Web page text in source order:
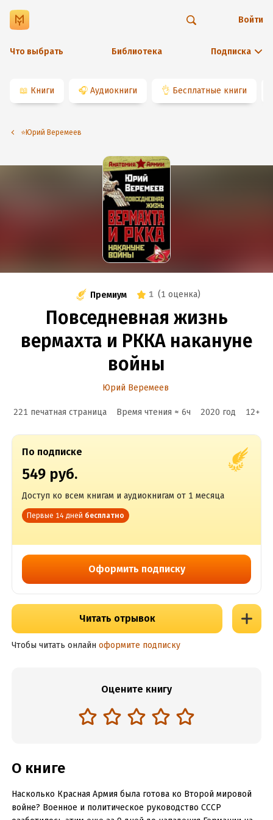
Что выбрать Библиотека Подписка
Войти
📖 Книги 🎧 Аудиокниги 👌 Бесплатные книги
⭐️Юрий Веремеев
Премиум 1 (1 оценка)
Повседневная жизнь
вермахта и РККА накануне
войны
Юрий Веремеев
221 печатная страница Время чтения ≈ 6ч 2020 год 12+
По подписке
549 руб.
Доступ ко всем книгам и аудиокнигам от 1 месяца
Первые 14 дней бесплатно
Оформить подписку
Читать отрывок
Чтобы читать онлайн оформите подписку
Оцените книгу
О книге
Насколько Красная Армия была готова ко Второй мировой
войне? Военное и политическое руководство СССР